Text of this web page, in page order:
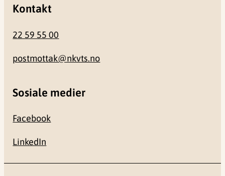
Kontakt
22 59 55 00
postmottak@nkvts.no
Sosiale medier
Facebook
LinkedIn